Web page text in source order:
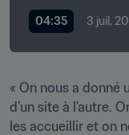
04:35 3 juil.
« On nous a
d’un site à l’autre.
les accueillir et on